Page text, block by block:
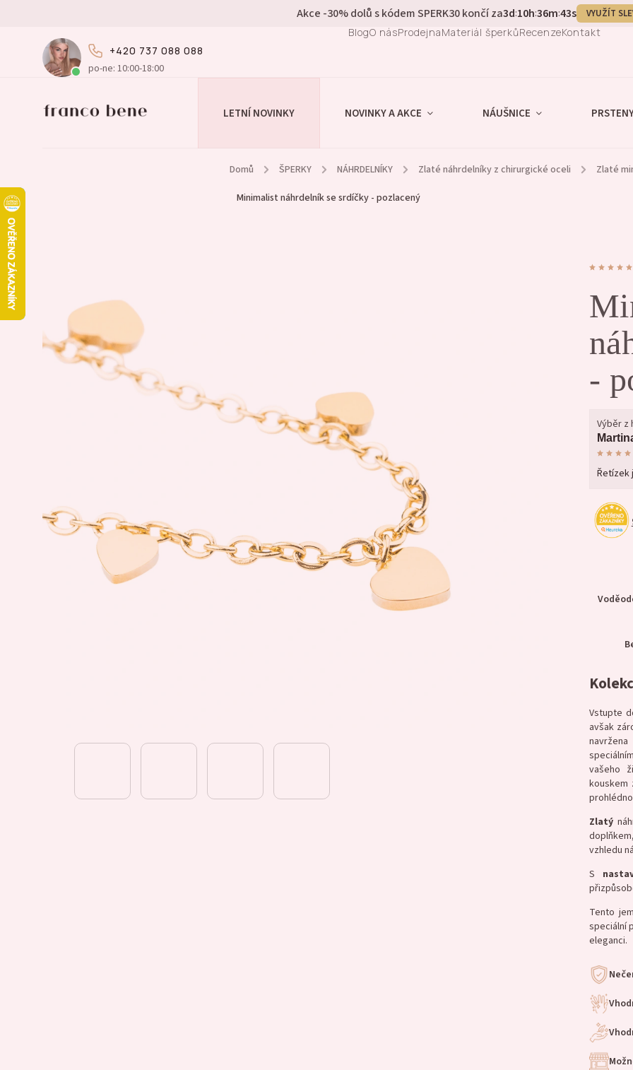
Akce -30% dolů s kódem SPERK30 končí za3d:10h:36m:42s VYUŽÍT
BlogO násProdejnaMateriál šperkůRecenzeKontakt
+420 737 088 088
po-ne: 10:00-18:00
LETNÍ NOVINKY NOVINKY A AKCE NÁUŠNICE
Domů / ŠPERKY / NÁHRDELNÍKY / Zlaté náhrdelníky z chirurgické oceli / Zlaté
Minimalist náhrdelník se srdíčky - pozlacený
-
Výběr z
Řetízek
Vstupte
avšak
vašeho
kouskem
Zlatý
vzhledu
S
Tento
speciální
eleganci.